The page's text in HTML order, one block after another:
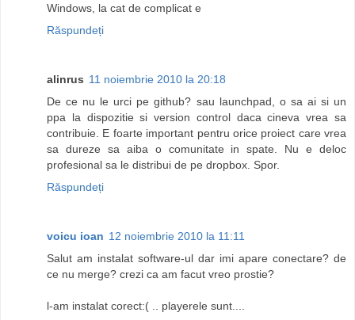
Windows, la cat de complicat e
Răspundeți
alinrus 11 noiembrie 2010 la 20:18
De ce nu le urci pe github? sau launchpad, o sa ai si un
ppa la dispozitie si version control daca cineva vrea sa
contribuie. E foarte important pentru orice proiect care vrea
sa dureze sa aiba o comunitate in spate. Nu e deloc
profesional sa le distribui de pe dropbox. Spor.
Răspundeți
voicu ioan 12 noiembrie 2010 la 11:11
Salut am instalat software-ul dar imi apare conectare? de
ce nu merge? crezi ca am facut vreo prostie?
l-am instalat corect:( .. playerele sunt....